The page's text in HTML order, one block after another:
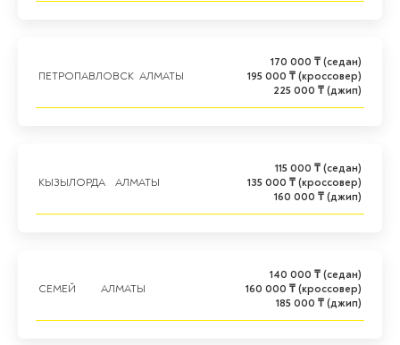
ПЕТРОПАВЛОВСК АЛМАТЫ
170 000 ₸ (седан)
195 000 ₸ (кроссовер)
225 000 ₸ (джип)
КЫЗЫЛОРДА АЛМАТЫ
115 000 ₸ (седан)
135 000 ₸ (кроссовер)
160 000 ₸ (джип)
СЕМЕЙ АЛМАТЫ
140 000 ₸ (седан)
160 000 ₸ (кроссовер)
185 000 ₸ (джип)